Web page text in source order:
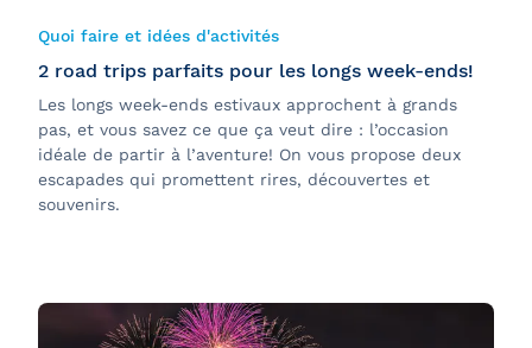
Quoi faire et idées d'activités
2 road trips parfaits pour les longs week-ends!
Les longs week-ends estivaux approchent à grands
pas, et vous savez ce que ça veut dire : l’occasion
idéale de partir à l’aventure! On vous propose deux
escapades qui promettent rires, découvertes et
souvenirs.